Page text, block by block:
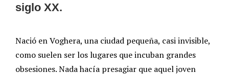
siglo XX.
Nació en Voghera, una ciudad pequeña, casi invisible,
como suelen ser los lugares que incuban grandes
obsesiones. Nada hacía presagiar que aquel joven